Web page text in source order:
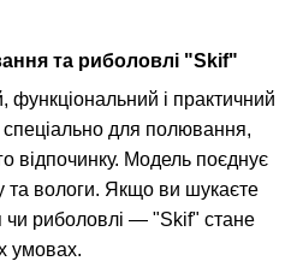
та риболовлі "Skif"
і практичний
спеціально для полювання,
відпочинку. Модель поєднує
та вологи. Якщо ви шукаєте
чи риболовлі — "Skif" стане
умовах.